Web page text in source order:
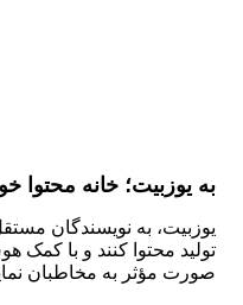
به یوزبیت؛ خانه محتوا
یوزبیت، به نویسندگان
تولید محتوا کنند و با
صورت مؤثر به مخاطبان